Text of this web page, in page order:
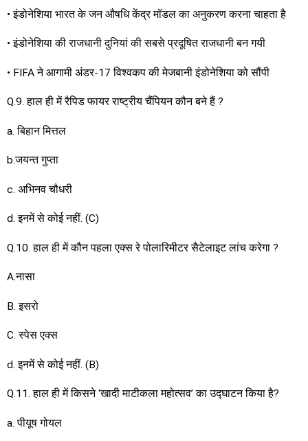
• इंडोनेशिया भारत के जन औषधि केंद्र मॉडल का अनुकरण करना चाहता है
• इंडोनेशिया की राजधानी दुनियां की सबसे प्रदूषित राजधानी बन गयी
• FIFA ने आगामी अंडर-17 विश्वकप की मेजबानी इंडोनेशिया को सौंपी
Q.9. हाल ही में रैपिड फायर राष्ट्रीय चैंपियन कौन बने हैं ?
a. बिहान मित्तल
b.जयन्त गुप्ता
c. अभिनव चौधरी
d. इनमें से कोई नहीं. (C)
Q.10. हाल ही में कौन पहला एक्स रे पोलारिमीटर सैटेलाइट लांच करेगा ?
A.नासा
B. इसरो
C. स्पेस एक्स
d. इनमें से कोई नहीं. (B)
Q.11. हाल ही में किसने ‘खादी माटीकला महोत्सव’ का उद्घाटन किया है?
a. पीयूष गोयल